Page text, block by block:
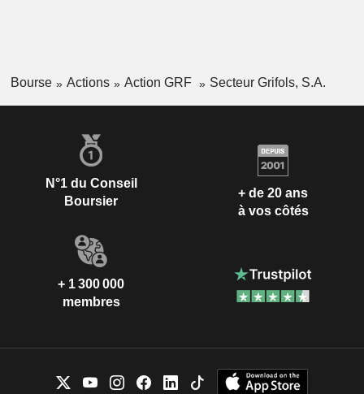
Bourse Actions Action GRF Secteur Grifols, S.A.
N°1 du Conseil
Boursier
+ de 20 ans
à vos côtés
+ 1 300 000
membres